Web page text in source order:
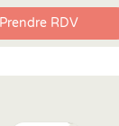
Prendre RDV